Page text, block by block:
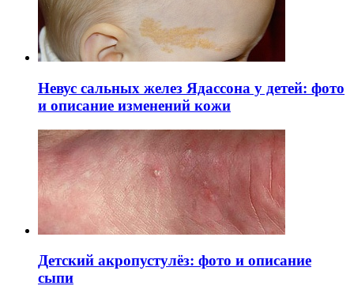
Невус сальных желез Ядассона у детей: фото
и описание изменений кожи
Детский акропустулёз: фото и описание
сыпи